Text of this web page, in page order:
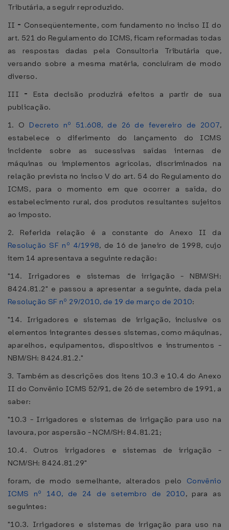
Tributária, a seguir reproduzido.
II - Conseqüentemente, com fundamento no inciso II do
art. 521 do Regulamento do ICMS, ficam reformadas todas
as respostas dadas pela Consultoria Tributária que,
versando sobre a mesma matéria, concluíram de modo
diverso.
III - Esta decisão produzirá efeitos a partir de sua
publicação.
1. O Decreto nº 51.608, de 26 de fevereiro de 2007,
estabelece o diferimento do lançamento do ICMS
incidente sobre as sucessivas saídas internas de
máquinas ou implementos agrícolas, discriminados na
relação prevista no inciso V do art. 54 do Regulamento do
ICMS, para o momento em que ocorrer a saída, do
estabelecimento rural, dos produtos resultantes sujeitos
ao imposto.
2. Referida relação é a constante do Anexo II da
Resolução SF nº 4/1998, de 16 de janeiro de 1998, cujo
item 14 apresentava a seguinte redação:
"14. Irrigadores e sistemas de irrigação - NBM/SH:
8424.81.2" e passou a apresentar a seguinte, dada pela
Resolução SF nº 29/2010, de 19 de março de 2010:
"14. Irrigadores e sistemas de irrigação, inclusive os
elementos integrantes desses sistemas, como máquinas,
aparelhos, equipamentos, dispositivos e instrumentos -
NBM/SH: 8424.81.2."
3. Também as descrições dos itens 10.3 e 10.4 do Anexo
II do Convênio ICMS 52/91, de 26 de setembro de 1991, a
saber:
"10.3 - Irrigadores e sistemas de irrigação para uso na
lavoura, por aspersão - NCM/SH: 84.81.21;
10.4. Outros irrigadores e sistemas de irrigação -
NCM/SH: 8424.81.29"
foram, de modo semelhante, alterados pelo Convênio
ICMS nº 140, de 24 de setembro de 2010, para as
seguintes:
"10.3. Irrigadores e sistemas de irrigação para uso na